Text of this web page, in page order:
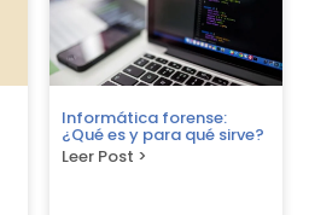
Informática forense:
¿Qué es y para qué sirve?
Leer Post >